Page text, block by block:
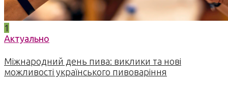
1
Актуально
Міжнародний день пива: виклики та нові
можливості українського пивоваріння